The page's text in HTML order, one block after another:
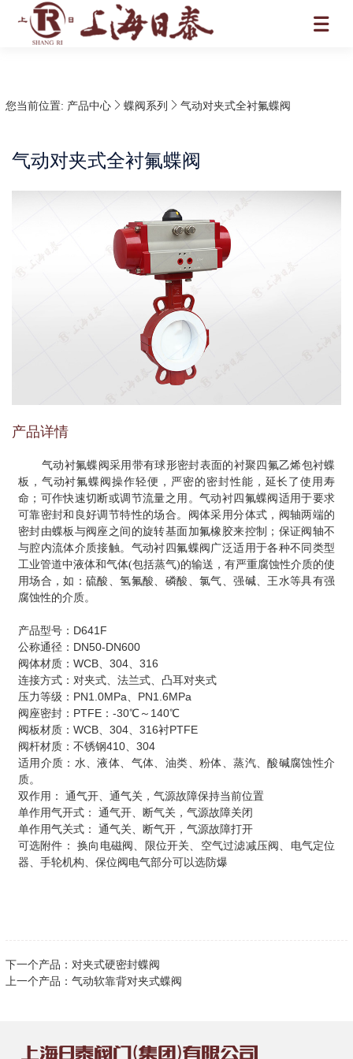
您当前位置: 产品中心 蝶阀系列 气动对夹式全衬氟蝶阀
气动对夹式全衬氟蝶阀
产品详情
气动衬氟蝶阀采用带有球形密封表面的衬聚四氟乙烯包衬蝶
板，气动衬氟蝶阀操作轻便，严密的密封性能，延长了使用寿
命；可作快速切断或调节流量之用。气动衬四氟蝶阀适用于要求
可靠密封和良好调节特性的场合。阀体采用分体式，阀轴两端的
密封由蝶板与阀座之间的旋转基面加氟橡胶来控制；保证阀轴不
与腔内流体介质接触。气动衬四氟蝶阀广泛适用于各种不同类型
工业管道中液体和气体(包括蒸气)的输送，有严重腐蚀性介质的使
用场合，如：硫酸、氢氟酸、磷酸、氯气、强碱、王水等具有强
腐蚀性的介质。
产品型号：D641F
公称通径：DN50-DN600
阀体材质：WCB、304、316
连接方式：对夹式、法兰式、凸耳对夹式
压力等级：PN1.0MPa、PN1.6MPa
阀座密封：PTFE：-30℃～140℃
阀板材质：WCB、304、316衬PTFE
阀杆材质：不锈钢410、304
适用介质：水、液体、气体、油类、粉体、蒸汽、酸碱腐蚀性介
质。
双作用： 通气开、通气关，气源故障保持当前位置
单作用气开式： 通气开、断气关，气源故障关闭
单作用气关式： 通气关、断气开，气源故障打开
可选附件： 换向电磁阀、限位开关、空气过滤减压阀、电气定位
器、手轮机构、保位阀电气部分可以选防爆
下一个产品： 对夹式硬密封蝶阀
上一个产品： 气动软靠背对夹式蝶阀